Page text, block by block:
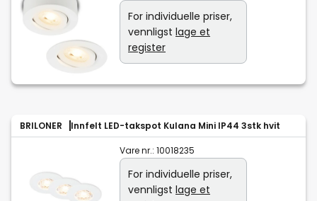
For individuelle priser,
vennligst lage et
register
BRILONER Innfelt LED-takspot Kulana Mini IP44 3stk hvit
Vare nr.: 10018235
For individuelle priser,
vennligst lage et